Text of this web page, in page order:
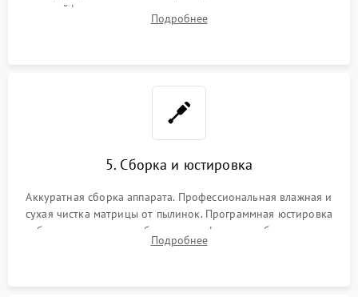
шлейфов, дисплея, механизма затвора или двигателя
автофокуса. Восстановление геометрии тубуса объектива
Подробнее
5. Сборка и юстировка
Аккуратная сборка аппарата. Профессиональная влажная и
сухая чистка матрицы от пылинок. Программная юстировка
рабочего отрезка, калибровка автофокуса, стабилизатора и
экспозамера с помощью сервисного ПО.
Подробнее